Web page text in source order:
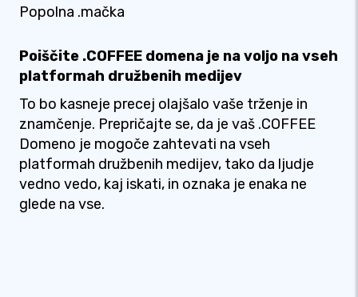
Popolna .mačka
Poiščite .COFFEE domena je na voljo na vseh
platformah družbenih medijev
To bo kasneje precej olajšalo vaše trženje in
znamčenje. Prepričajte se, da je vaš .COFFEE
Domeno je mogoče zahtevati na vseh
platformah družbenih medijev, tako da ljudje
vedno vedo, kaj iskati, in oznaka je enaka ne
glede na vse.